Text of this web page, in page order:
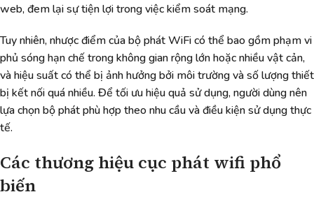
web, đem lại sự tiện lợi trong việc kiểm soát mạng.
Tuy nhiên, nhược điểm của bộ phát WiFi có thể bao gồm phạm vi
phủ sóng hạn chế trong không gian rộng lớn hoặc nhiều vật cản,
và hiệu suất có thể bị ảnh hưởng bởi môi trường và số lượng thiết
bị kết nối quá nhiều. Để tối ưu hiệu quả sử dụng, người dùng nên
lựa chọn bộ phát phù hợp theo nhu cầu và điều kiện sử dụng thực
tế.
Các thương hiệu cục phát wifi phổ
biến